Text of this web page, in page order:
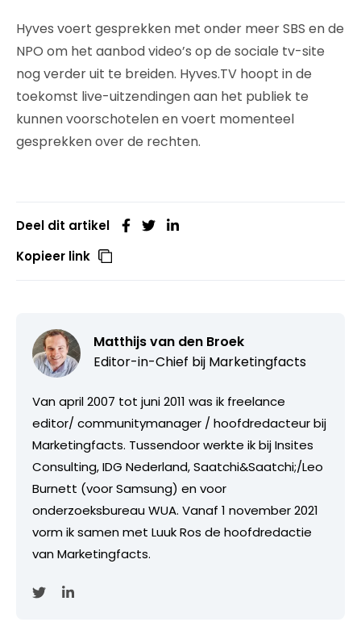
Hyves voert gesprekken met onder meer SBS en de
NPO om het aanbod video’s op de sociale tv-site
nog verder uit te breiden. Hyves.TV hoopt in de
toekomst live-uitzendingen aan het publiek te
kunnen voorschotelen en voert momenteel
gesprekken over de rechten.
Deel dit artikel
Kopieer link
Matthijs van den Broek
Editor-in-Chief bij Marketingfacts
Van april 2007 tot juni 2011 was ik freelance
editor/ communitymanager / hoofdredacteur bij
Marketingfacts. Tussendoor werkte ik bij Insites
Consulting, IDG Nederland, Saatchi&Saatchi;/Leo
Burnett (voor Samsung) en voor
onderzoeksbureau WUA. Vanaf 1 november 2021
vorm ik samen met Luuk Ros de hoofdredactie
van Marketingfacts.